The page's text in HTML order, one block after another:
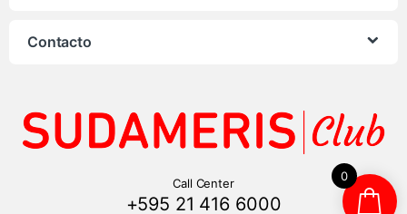
Contacto
Call Center
+595 21 416 6000
0